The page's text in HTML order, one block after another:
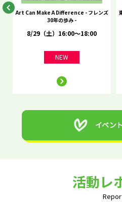
Art Can Make A Difference - フレンズ
30年の歩み -
8/29（土）16:00～18:00
NEW
活動レ